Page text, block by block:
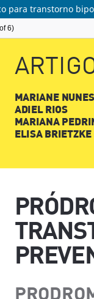
para transtorno